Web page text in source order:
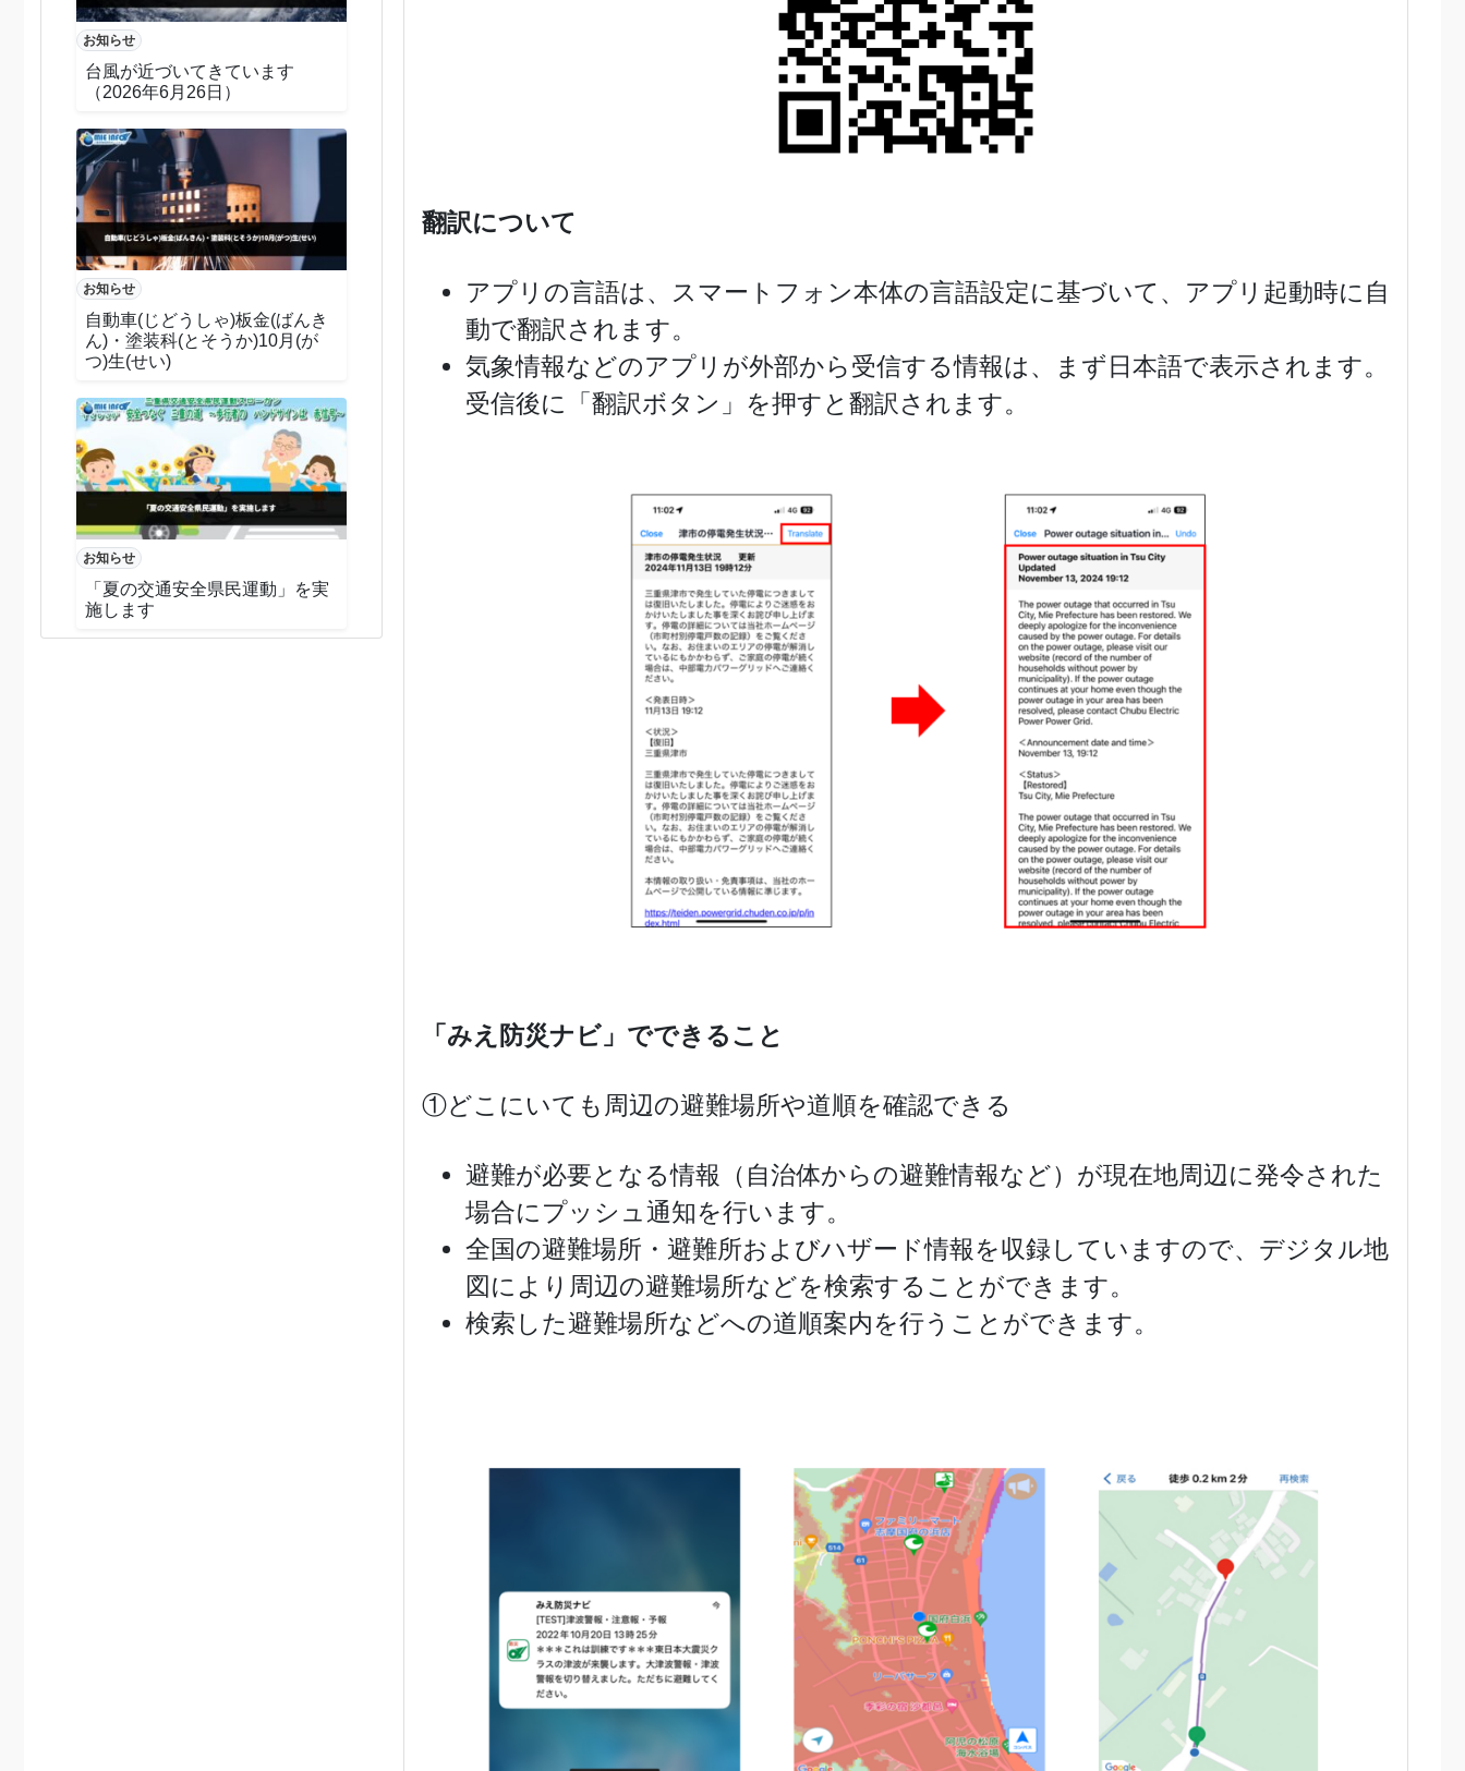
お知らせ
台風が近づいてきています
（2026年6月26日）
お知らせ
自動車(じどうしゃ)板金(ばんき
ん)・塗装科(とそうか)10月(が
つ)生(せい)
お知らせ
「夏の交通安全県民運動」を実
施します
翻訳について
アプリの言語は、スマートフォン本体の言語設定に基づいて、アプリ起動時に自
動で翻訳されます。
気象情報などのアプリが外部から受信する情報は、まず日本語で表示されます。
受信後に「翻訳ボタン」を押すと翻訳されます。
「みえ防災ナビ」でできること
①どこにいても周辺の避難場所や道順を確認できる
避難が必要となる情報（自治体からの避難情報など）が現在地周辺に発令された
場合にプッシュ通知を行います。
全国の避難場所・避難所およびハザード情報を収録していますので、デジタル地
図により周辺の避難場所などを検索することができます。
検索した避難場所などへの道順案内を行うことができます。